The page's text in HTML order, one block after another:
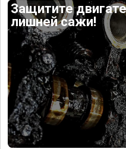
Защитите
лишней сажи!